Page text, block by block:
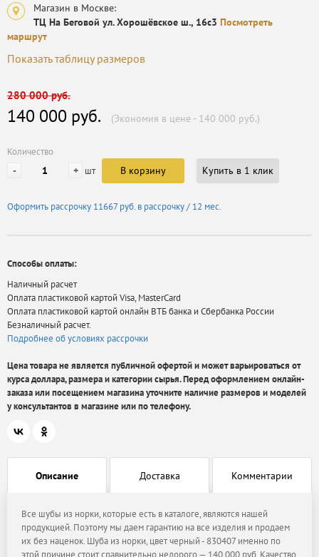
Магазин в Москве:
ТЦ На Беговой ул. Хорошёвское ш., 16с3 Посмотреть
маршрут
Показать таблицу размеров
280 000 руб.
140 000 руб. (Экономия в цене - 140 000 руб.)
Количество
- + шт В корзину Купить в 1 клик
Оформить рассрочку 11667 руб. в рассрочку / 12 мес.
Способы оплаты:
Наличный расчет
Оплата пластиковой картой Visa, MasterCard
Оплата пластиковой картой онлайн ВТБ банка и Сбербанка России
Безналичный расчет.
Подробнее об условиях рассрочки
Цена товара не является публичной офертой и может варьироваться от
курса доллара, размера и категории сырья. Перед оформлением онлайн-
заказа или посещением магазина уточните наличие размеров и моделей
у консультантов в магазине или по телефону.
Описание Доставка Комментарии
Все шубы из норки, которые есть в каталоге, являются нашей
продукцией. Поэтому мы даем гарантию на все изделия и продаем
их без наценок. Шуба из норки, цвет черный - 830407 именно по
этой причине стоит сравнительно недорого — 140 000 руб. Качество